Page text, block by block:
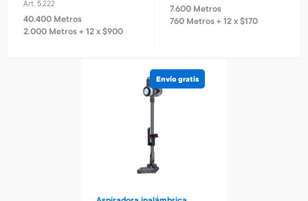
Art. 5.222
40.400 Metros
2.000 Metros + 12 x $900
7.600 Metros
760 Metros + 12 x $170
Envío gratis